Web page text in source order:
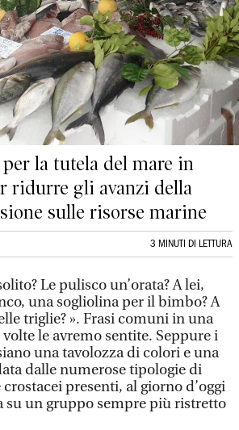
per la tutela del mare in
ridurre gli avanzi della
sulle risorse marine
3 MINUTI DI LETTURA
Le pulisco un’orata? A lei,
una sogliolina per il bimbo? A
triglie? ». Frasi comuni in una
le avremo sentite. Seppure i
una tavolozza di colori e una
dalle numerose tipologie di
presenti, al giorno d’oggi
su un gruppo sempre più ristretto